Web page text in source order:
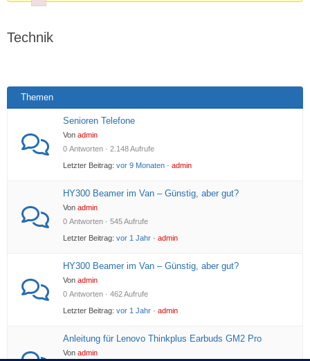
Technik
Themen
Senioren Telefone
Von admin
0 Antworten · 2.148 Aufrufe
Letzter Beitrag: vor 9 Monaten · admin
HY300 Beamer im Van – Günstig, aber gut?
Von admin
0 Antworten · 545 Aufrufe
Letzter Beitrag: vor 1 Jahr · admin
HY300 Beamer im Van – Günstig, aber gut?
Von admin
0 Antworten · 462 Aufrufe
Letzter Beitrag: vor 1 Jahr · admin
Anleitung für Lenovo Thinkplus Earbuds GM2 Pro
Von admin
Failed to initialize plugin: wplink